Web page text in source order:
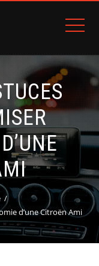
d’une Citroën Ami